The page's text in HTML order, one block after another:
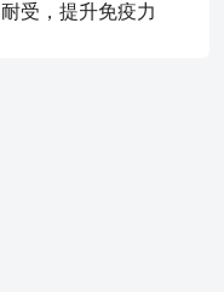
受，提升免疫力